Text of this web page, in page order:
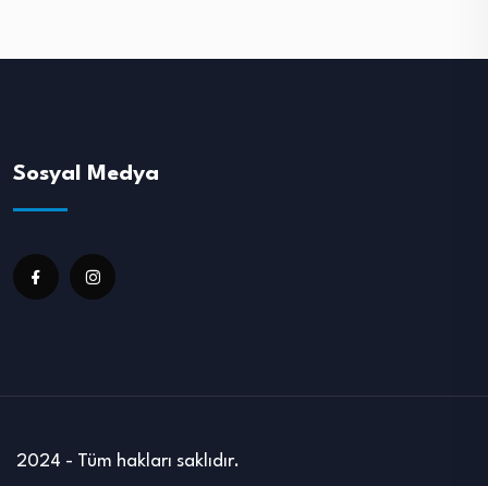
Sosyal Medya
2024 - Tüm hakları saklıdır.